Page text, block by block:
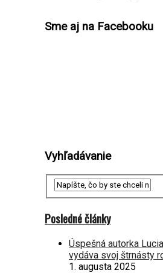
Sme aj na Facebooku
Vyhľadávanie
Posledné články
Úspešná autorka
vydáva svoj štrnásty
1. augusta 2025